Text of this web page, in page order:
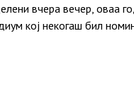
вчера вечер, оваа
кој некогаш бил